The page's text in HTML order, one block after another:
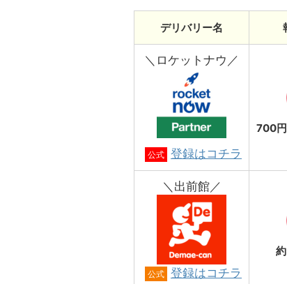
デリバリー名
＼ロケットナウ／
公式 登録はコチラ
700
＼出前館／
公式 登録はコチラ